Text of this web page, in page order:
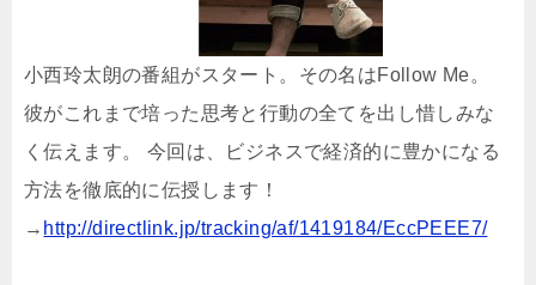
小西玲太朗の番組がスタート。その名はFollow Me。
彼がこれまで培った思考と行動の全てを出し惜しみな
く伝えます。 今回は、ビジネスで経済的に豊かになる
方法を徹底的に伝授します！
→ http://directlink.jp/tracking/af/1419184/EccPEEE7/